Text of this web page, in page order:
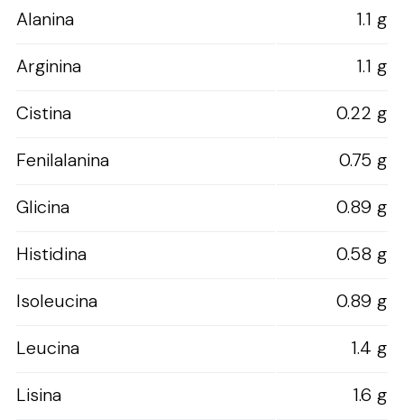
Alanina
1.1 g
Arginina
1.1 g
Cistina
0.22 g
Fenilalanina
0.75 g
Glicina
0.89 g
Histidina
0.58 g
Isoleucina
0.89 g
Leucina
1.4 g
Lisina
1.6 g